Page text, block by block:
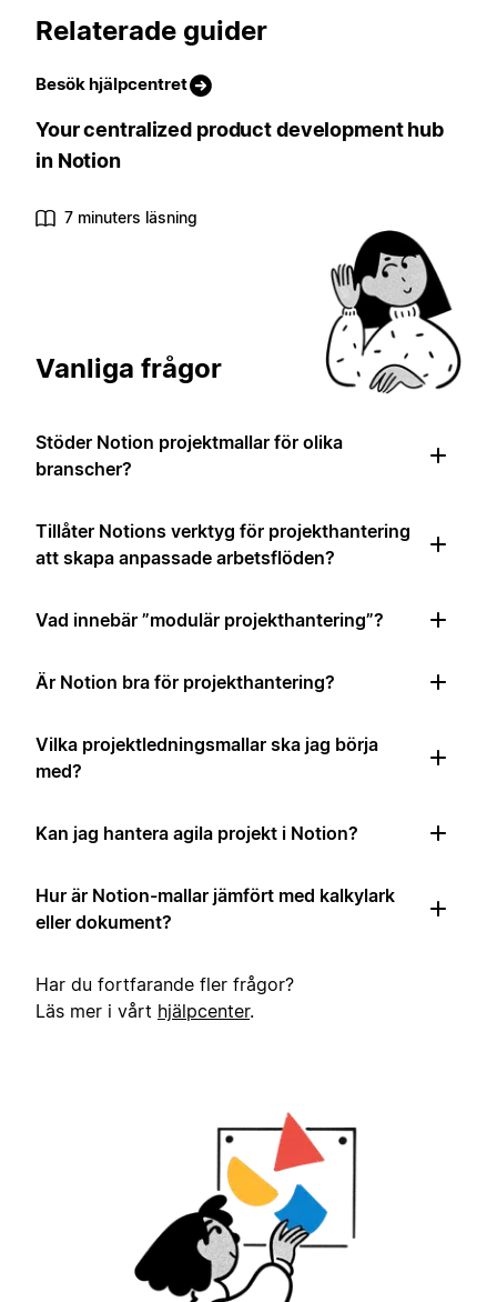
Relaterade guider
Besök hjälpcentret
Your centralized product development hub
in Notion
7 minuters läsning
Vanliga frågor
Stöder Notion projektmallar för olika
branscher?
Tillåter Notions verktyg för projekthantering
att skapa anpassade arbetsflöden?
Vad innebär ”modulär projekthantering”?
Är Notion bra för projekthantering?
Vilka projektledningsmallar ska jag börja
med?
Kan jag hantera agila projekt i Notion?
Hur är Notion-mallar jämfört med kalkylark
eller dokument?
Har du fortfarande fler frågor?
Läs mer i vårt hjälpcenter.